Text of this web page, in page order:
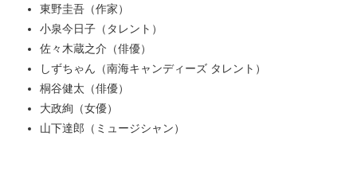
東野圭吾（作家）
小泉今日子（タレント）
佐々木蔵之介（俳優）
しずちゃん（南海キャンディーズ タレント）
桐谷健太（俳優）
大政絢（女優）
山下達郎（ミュージシャン）